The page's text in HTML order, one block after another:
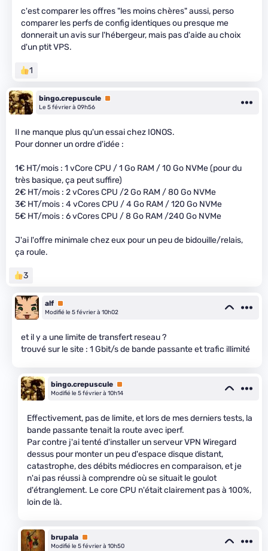
c'est comparer les offres "les moins chères" aussi, perso
comparer les perfs de config identiques ou presque me
donnerait un avis sur l'hébergeur, mais pas d'aide au choix
d'un ptit VPS.
1
bingo.crepuscule Premium
Le 5 février à 09h56
Il ne manque plus qu'un essai chez IONOS.
Pour donner un ordre d'idée :
1€ HT/mois : 1 vCore CPU / 1 Go RAM / 10 Go NVMe (pour du
très basique, ça peut suffire)
2€ HT/mois : 2 vCores CPU /2 Go RAM / 80 Go NVMe
3€ HT/mois : 4 vCores CPU / 4 Go RAM / 120 Go NVMe
5€ HT/mois : 6 vCores CPU / 8 Go RAM /240 Go NVMe
J'ai l'offre minimale chez eux pour un peu de bidouille/relais,
ça roule.
3
alf Premium
Modifié le 5 février à 10h02
et il y a une limite de transfert reseau ?
trouvé sur le site : 1 Gbit/s de bande passante et trafic illimité
bingo.crepuscule Premium
Modifié le 5 février à 10h14
Effectivement, pas de limite, et lors de mes derniers tests, la
bande passante tenait la route avec iperf.
Par contre j'ai tenté d'installer un serveur VPN Wiregard
dessus pour monter un peu d'espace disque distant,
catastrophe, des débits médiocres en comparaison, et je
n'ai pas réussi à comprendre où se situait le goulot
d'étranglement. Le core CPU n'était clairement pas à 100%,
loin de là.
brupala Premium
Modifié le 5 février à 10h50